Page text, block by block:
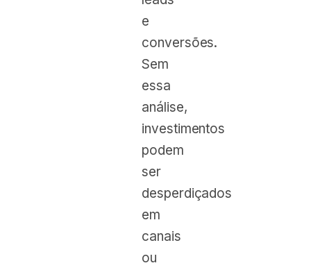
e
conversões.
Sem
essa
análise,
investimentos
podem
ser
desperdiçados
em
canais
ou